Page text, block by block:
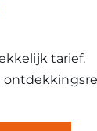
tarief.